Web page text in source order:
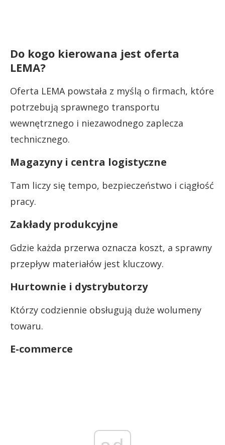
Do kogo kierowana jest oferta
LEMA?
Oferta LEMA powstała z myślą o firmach, które
potrzebują sprawnego transportu
wewnętrznego i niezawodnego zaplecza
technicznego.
Magazyny i centra logistyczne
Tam liczy się tempo, bezpieczeństwo i ciągłość
pracy.
Zakłady produkcyjne
Gdzie każda przerwa oznacza koszt, a sprawny
przepływ materiałów jest kluczowy.
Hurtownie i dystrybutorzy
Którzy codziennie obsługują duże wolumeny
towaru.
E-commerce